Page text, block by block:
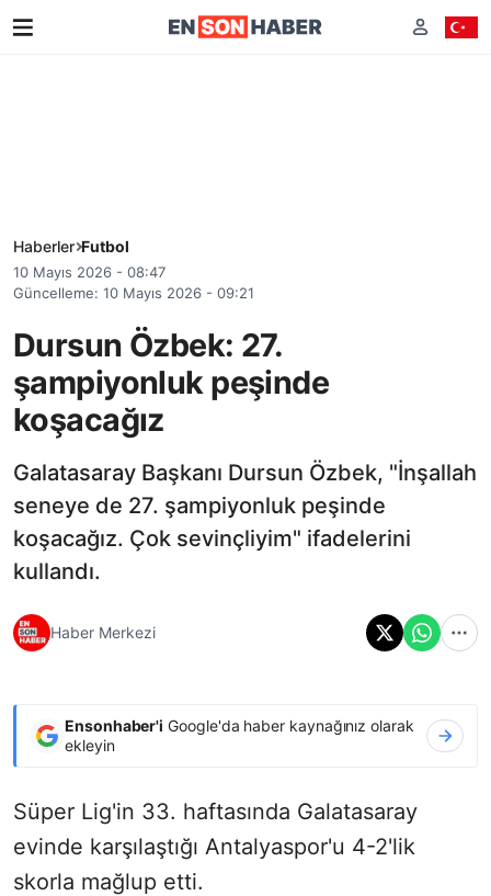
Haberler Futbol
10 Mayıs 2026 - 08:47
Güncelleme: 10 Mayıs 2026 - 09:21
Dursun Özbek: 27.
şampiyonluk peşinde
koşacağız
Galatasaray Başkanı Dursun Özbek, "İnşallah
seneye de 27. şampiyonluk peşinde
koşacağız. Çok sevinçliyim" ifadelerini
kullandı.
Haber Merkezi
Ensonhaber'i Google'da haber kaynağınız olarak
ekleyin
Süper Lig'in 33. haftasında Galatasaray
evinde karşılaştığı Antalyaspor'u 4-2'lik
skorla mağlup etti.